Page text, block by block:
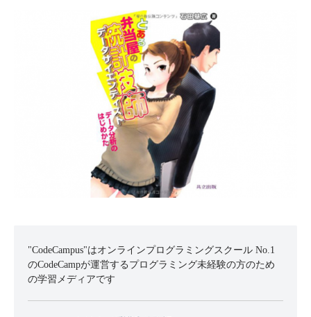
"CodeCampus"はオンラインプログラミングスクール No.1
のCodeCampが運営するプログラミング未経験の方のため
の学習メディアです